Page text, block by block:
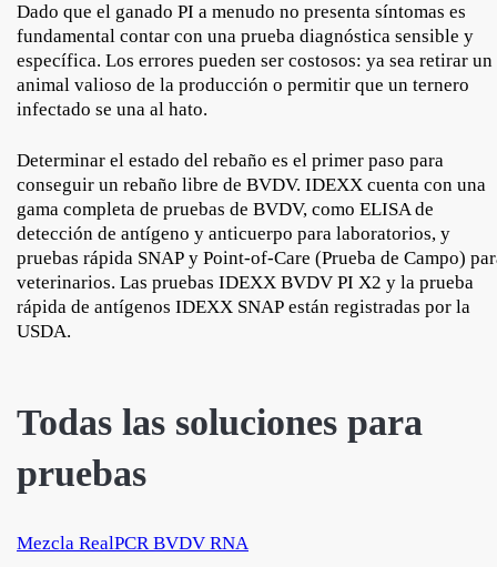
Dado que el ganado PI a menudo no presenta síntomas es
fundamental contar con una prueba diagnóstica sensible y
específica. Los errores pueden ser costosos: ya sea retirar un
animal valioso de la producción o permitir que un ternero
infectado se una al hato.
Determinar el estado del rebaño es el primer paso para
conseguir un rebaño libre de BVDV. IDEXX cuenta con una
gama completa de pruebas de BVDV, como ELISA de
detección de antígeno y anticuerpo para laboratorios, y
pruebas rápida SNAP y Point-of-Care (Prueba de Campo)
veterinarios. Las pruebas IDEXX BVDV PI X2 y la prueba
rápida de antígenos IDEXX SNAP están registradas por la
USDA.
Todas las soluciones para
pruebas
Mezcla RealPCR BVDV RNA